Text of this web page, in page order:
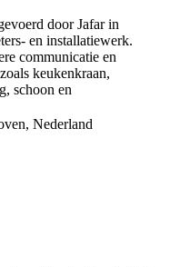
door Jafar in
en installatiewerk.
communicatie en
keukenkraan,
schoon en
Nederland